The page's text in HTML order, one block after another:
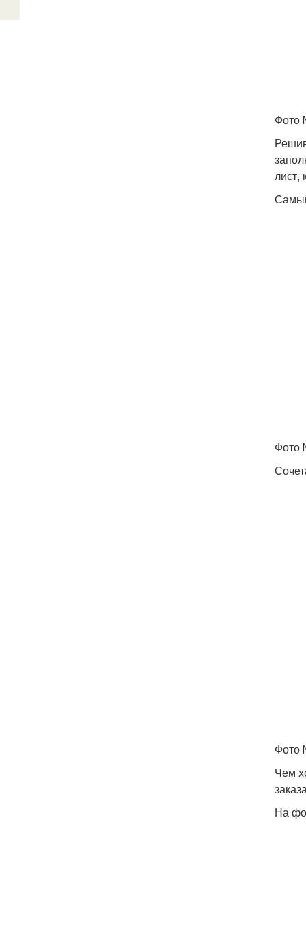
Фото
лист,
Фото
Фото
Чем
На